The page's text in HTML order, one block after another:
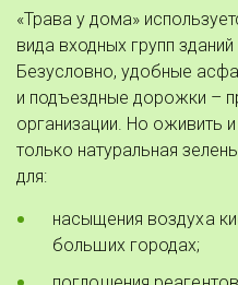
«Трава у дома»
вида входных групп
Безусловно, удобные
и подъездные дорожки –
организации. Но оживить
только натуральная
для:
насыщения воздуха
больших городах;